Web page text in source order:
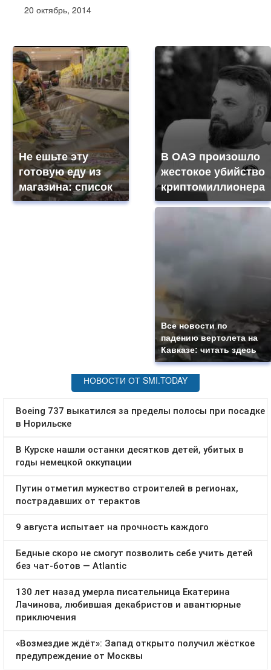
20 октябрь, 2014
Не ешьте эту
готовую еду из
магазина: список
В ОАЭ произошло
жестокое убийство
криптомиллионера
Все новости по
падению вертолета на
Кавказе: читать здесь